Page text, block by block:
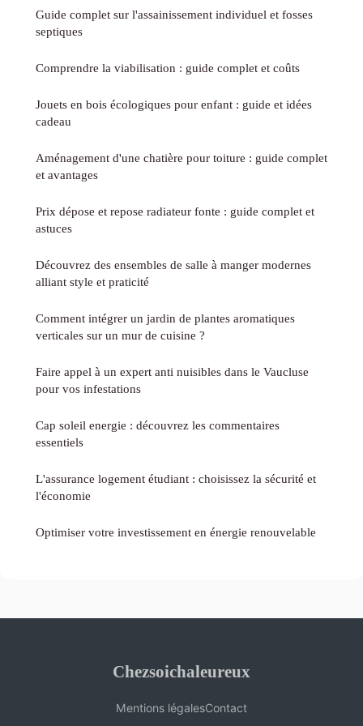
Guide complet sur l'assainissement individuel et fosses
septiques
Comprendre la viabilisation : guide complet et coûts
Jouets en bois écologiques pour enfant : guide et idées
cadeau
Aménagement d'une chatière pour toiture : guide complet
et avantages
Prix dépose et repose radiateur fonte : guide complet et
astuces
Découvrez des ensembles de salle à manger modernes
alliant style et praticité
Comment intégrer un jardin de plantes aromatiques
verticales sur un mur de cuisine ?
Faire appel à un expert anti nuisibles dans le Vaucluse
pour vos infestations
Cap soleil energie : découvrez les commentaires
essentiels
L'assurance logement étudiant : choisissez la sécurité et
l'économie
Optimiser votre investissement en énergie renouvelable
Chezsoichaleureux
Mentions légalesContact